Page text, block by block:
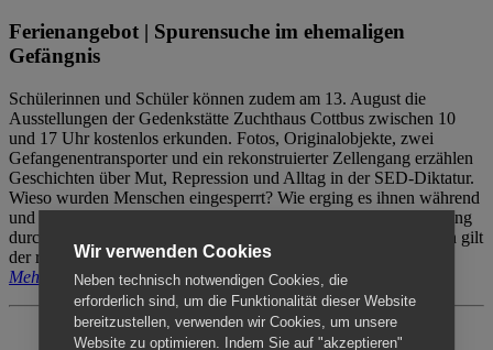
Ferienangebot | Spurensuche im ehemaligen
Gefängnis
Schülerinnen und Schüler können zudem am 13. August die
Ausstellungen der Gedenkstätte Zuchthaus Cottbus zwischen 10
und 17 Uhr kostenlos erkunden. Fotos, Originalobjekte, zwei
Gefangenentransporter und ein rekonstruierter Zellengang erzählen
Geschichten über Mut, Repression und Alltag in der SED-Diktatur.
Wieso wurden Menschen eingesperrt? Wie erging es ihnen während
und nach der Haft? Der Besuch erfolgt individuell ohne Betreuung
durch das Menschenrechtszentrum Cottbus. Für Begleitpersonen gilt
der reguläre Eintritt (8€ / ermäßigt 5€).
Mehr erfahren
Wir verwenden Cookies
Neben technisch notwendigen Cookies, die
erforderlich sind, um die Funktionalität dieser Website
bereitzustellen, verwenden wir Cookies, um unsere
Website zu optimieren. Indem Sie auf "akzeptieren"